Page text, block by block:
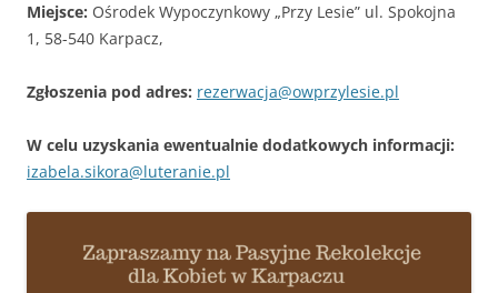
Miejsce: Ośrodek Wypoczynkowy „Przy Lesie” ul. Spokojna
1, 58-540 Karpacz,
Zgłoszenia pod adres: rezerwacja@owprzylesie.pl
W celu uzyskania ewentualnie dodatkowych informacji:
izabela.sikora@luteranie.pl